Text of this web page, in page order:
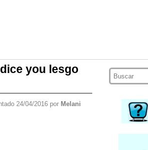
you lesgo
24/04/2016 por Melani